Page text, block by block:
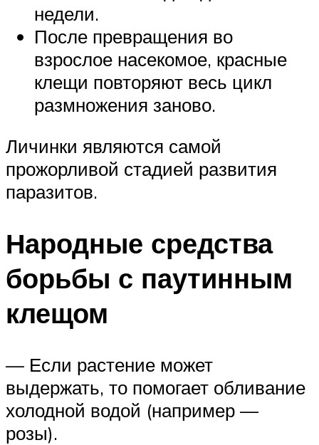
недели.
После превращения во
взрослое насекомое, красные
клещи повторяют весь цикл
размножения заново.
Личинки являются самой
прожорливой стадией развития
паразитов.
Народные средства
борьбы с паутинным
клещом
— Если растение может
выдержать, то помогает обливание
холодной водой (например —
розы).